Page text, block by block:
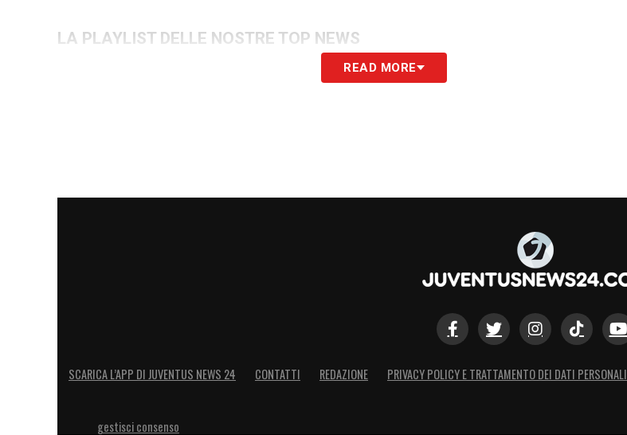
LA PLAYLIST DELLE NOSTRE TOP NEWS
READ MORE
SCARICA L’APP DI JUVENTUS NEWS 24 CONTATTI REDAZIONE PRIVACY POLICY E TRATTAMENTO DEI DATI PERSONALI
gestisci consenso